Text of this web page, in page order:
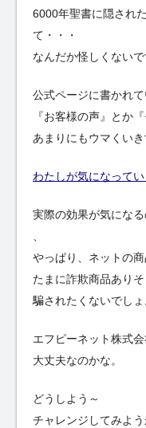
6000年聖書に隠され
て・・・
なんだか怪しくないで
公式ページに書かれて
『お客様の声』とか
あまりにもウマくい
わたしが気になって
実際の効果が気にな
、
やっぱり、ネットの
たまに詐欺商品ありそ
騙されたくないでしょ
エフピーネット株式
大丈夫なのかな。
どうしよう～
チャレンジしてみよう